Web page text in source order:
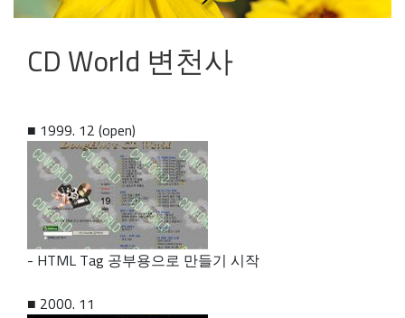
CD World 변천사
■ 1999. 12 (open)
- HTML Tag 공부용으로 만들기 시작
■ 2000. 11